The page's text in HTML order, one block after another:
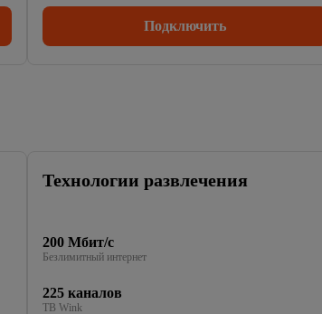
Подключить
Технологии развлечения
200 Мбит/с
Безлимитный интернет
225 каналов
ТВ Wink